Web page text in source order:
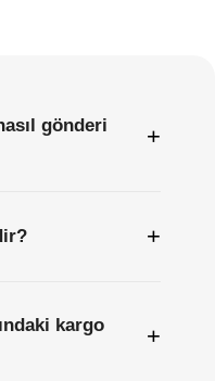
gönderi
+
+
kargo
+